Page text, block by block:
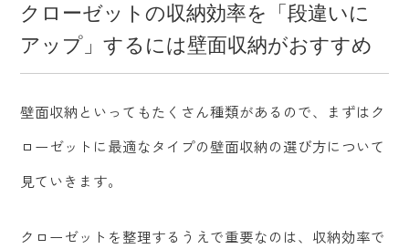
クローゼットの収納効率を「段違いに
アップ」するには壁面収納がおすすめ
壁面収納といってもたくさん種類があるので、まずはク
ローゼットに最適なタイプの壁面収納の選び方について
見ていきます。
クローゼットを整理するうえで重要なのは、収納効率で